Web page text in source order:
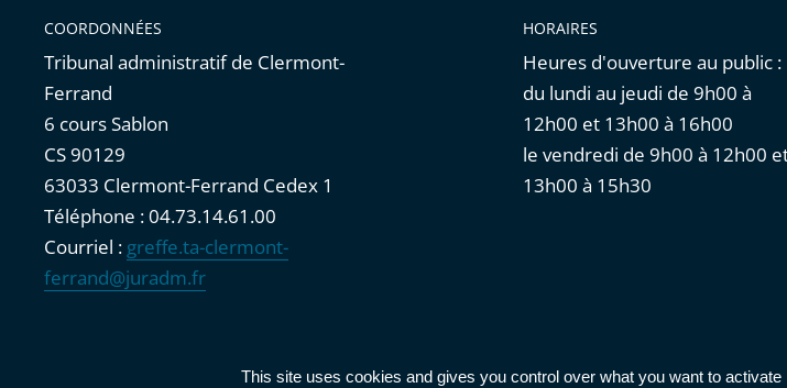
This site uses cookies and gives you control over what you want to activate
COORDONNÉES
Tribunal administratif de Clermont-
Ferrand
6 cours Sablon
CS 90129
63033 Clermont-Ferrand Cedex 1
Téléphone : 04.73.14.61.00
Courriel : greffe.ta-clermont-
ferrand@juradm.fr
HORAIRES
Heures d'ouverture au public :
du lundi au jeudi de 9h00 à
12h00 et 13h00 à 16h00
le vendredi de 9h00 à 12h00
13h00 à 15h30